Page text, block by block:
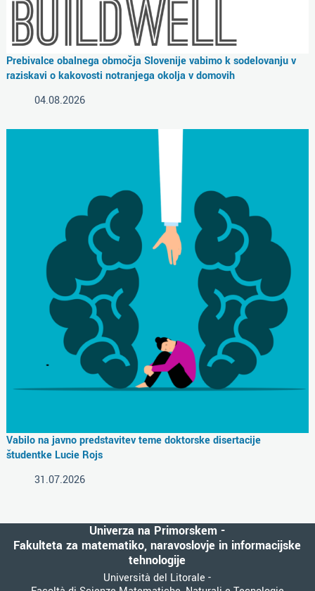
Prebivalce obalnega območja Slovenije vabimo k sodelovanju v
raziskavi o kakovosti notranjega okolja v domovih
04.08.2026
Vabilo na javno predstavitev teme doktorske disertacije
študentke Lucie Rojs
31.07.2026
Univerza na Primorskem -
Fakulteta za matematiko, naravoslovje in informacijske
tehnologije
Università del Litorale -